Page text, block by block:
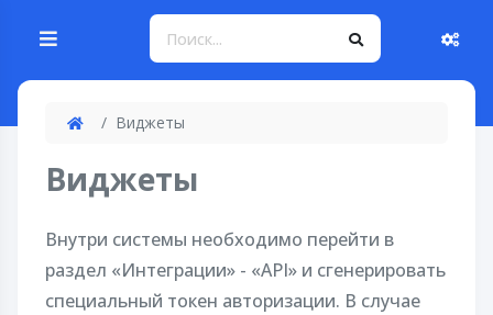
Виджеты
Виджеты
Внутри системы необходимо перейти в
раздел «Интеграции» - «API» и сгенерировать
специальный токен авторизации. В случае